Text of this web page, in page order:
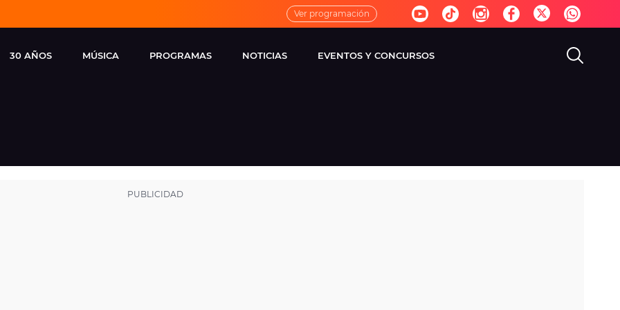
Ver programación
30 AÑOS MÚSICA
FM
PROGRAMAS
VIRALES
NOTICIAS EVENTOS Y CONCURSOS